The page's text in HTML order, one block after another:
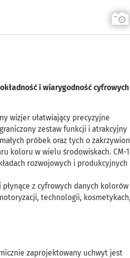
i wiarygodność cyfrowych
wizjer ułatwiający precyzyjne
zestaw funkcji i atrakcyjny
próbek oraz tych o
koloru w wielu środowiskach. CM-
rozwojowych i produkcyjnych
z cyfrowych danych kolorów
technologii, kosmetykach,
zaprojektowany uchwyt jest